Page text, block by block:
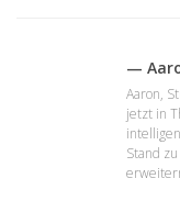
—
Aaron,
jetzt in
Stand